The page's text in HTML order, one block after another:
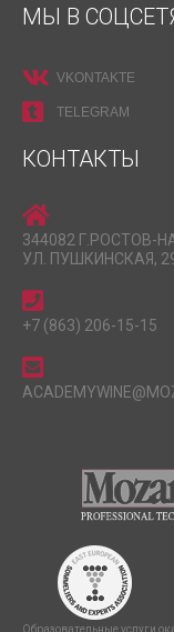
МЫ В
VKONTAKTE
TELEGRAM
КОНТАКТЫ
344082 Г.РОСТОВ-
УЛ. ПУШКИНСКАЯ,
+7 (863) 206-15-15
Образовательные услуги